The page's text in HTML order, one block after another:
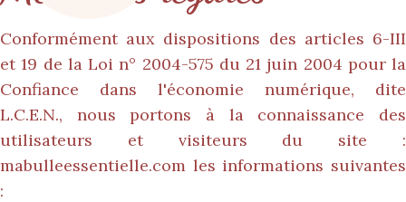
Conformément aux dispositions des articles 6-III
et 19 de la Loi n° 2004-575 du 21 juin 2004 pour la
Confiance dans l'économie numérique, dite
L.C.E.N., nous portons à la connaissance des
utilisateurs et visiteurs du site :
mabulleessentielle.com les informations suivantes
: